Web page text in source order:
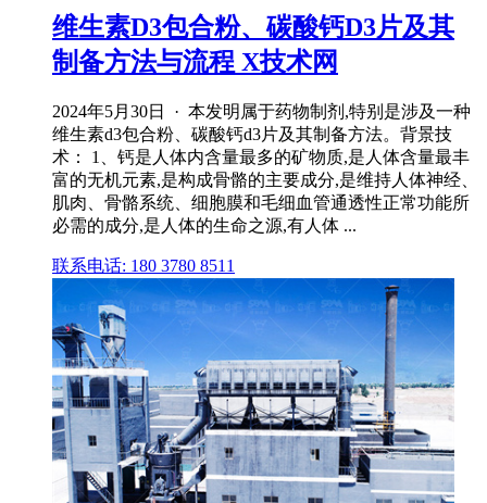
维生素D3包合粉、碳酸钙D3片及其
制备方法与流程 X技术网
2024年5月30日 · 本发明属于药物制剂,特别是涉及一种
维生素d3包合粉、碳酸钙d3片及其制备方法。背景技
术： 1、钙是人体内含量最多的矿物质,是人体含量最丰
富的无机元素,是构成骨骼的主要成分,是维持人体神经、
肌肉、骨骼系统、细胞膜和毛细血管通透性正常功能所
必需的成分,是人体的生命之源,有人体 ...
联系电话: 180 3780 8511